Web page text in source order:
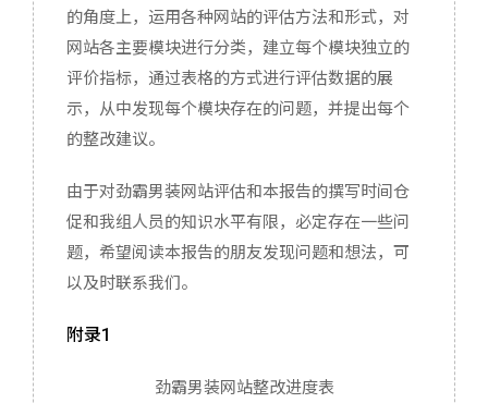
的角度上，运用各种网站的评估方法和形式，对
网站各主要模块进行分类，建立每个模块独立的
评价指标，通过表格的方式进行评估数据的展
示，从中发现每个模块存在的问题，并提出每个
的整改建议。
由于对劲霸男装网站评估和本报告的撰写时间仓
促和我组人员的知识水平有限，必定存在一些问
题，希望阅读本报告的朋友发现问题和想法，可
以及时联系我们。
附录1
劲霸男装网站整改进度表